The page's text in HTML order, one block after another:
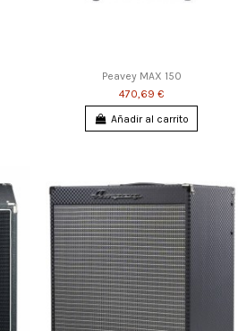
Peavey MAX 150
470,69 €
Añadir al carrito